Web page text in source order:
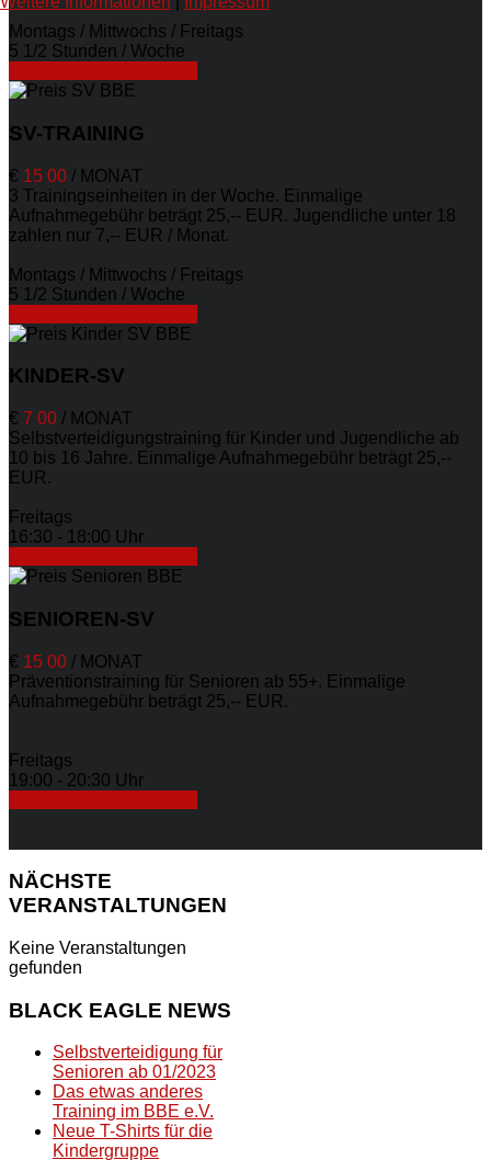
Montags / Mittwochs / Freitags
5 1/2 Stunden / Woche
SV-TRAINING
€ 15 00 / MONAT
3 Trainingseinheiten in der Woche. Einmalige
Aufnahmegebühr beträgt 25,-- EUR. Jugendliche unter 18
zahlen nur 7,-- EUR / Monat.
Montags / Mittwochs / Freitags
5 1/2 Stunden / Woche
KINDER-SV
€ 7 00 / MONAT
Selbstverteidigungstraining für Kinder und Jugendliche ab
10 bis 16 Jahre. Einmalige Aufnahmegebühr beträgt 25,--
EUR.
Freitags
16:30 - 18:00 Uhr
SENIOREN-SV
€ 15 00 / MONAT
Präventionstraining für Senioren ab 55+. Einmalige
Aufnahmegebühr beträgt 25,-- EUR.
Freitags
19:00 - 20:30 Uhr
NÄCHSTE
VERANSTALTUNGEN
Keine Veranstaltungen
gefunden
BLACK EAGLE NEWS
Selbstverteidigung für
Senioren ab 01/2023
Das etwas anderes
Training im BBE e.V.
Neue T-Shirts für die
Kindergruppe